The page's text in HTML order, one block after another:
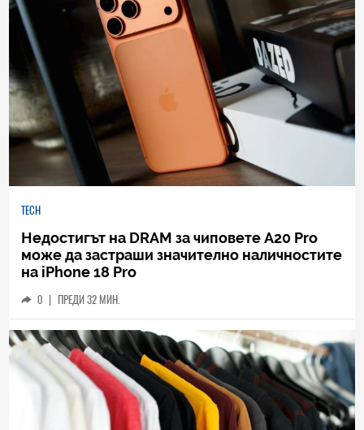
TECH
Недостигът на DRAM за чиповете A20 Pro
може да застраши значително наличностите
на iPhone 18 Pro
0 | ПРЕДИ 32 МИН.